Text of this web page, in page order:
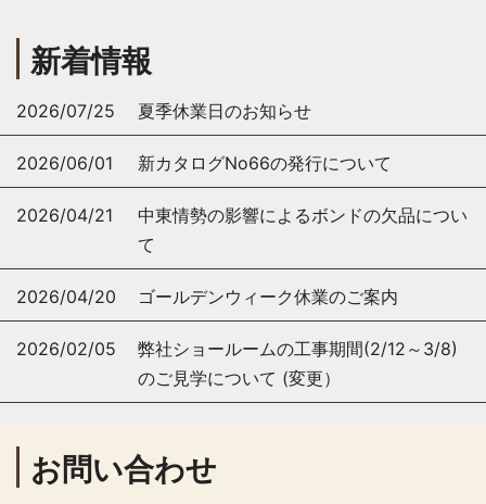
新着情報
2026/07/25 夏季休業日のお知らせ
2026/06/01 新カタログNo66の発行について
2026/04/21
中東情勢の影響によるボンドの欠品につい
て
2026/04/20 ゴールデンウィーク休業のご案内
2026/02/05
弊社ショールームの工事期間(2/12～3/8)
のご見学について (変更）
お問い合わせ